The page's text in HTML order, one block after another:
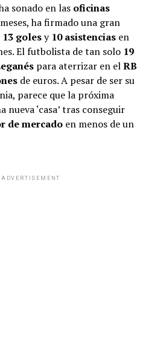
sonado en las oficinas
ha firmado una gran
13 golesy 10 asistenciasen
El futbolista de tan solo 19
para aterrizar en elRB
de euros. A pesar de ser su
parece que la próxima
‘casa’ tras conseguir
de mercado en menos de un
ADVERTISEMENT